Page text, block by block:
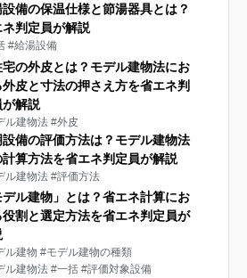
備の保温仕様と節湯器具とは？
ネ判定員が解説
#給湯設備
宅の外皮とは？モデル建物法にお
外皮と寸法の押さえ方を省エネ判
が解説
ル建物法 #外皮
設備の評価方法は？モデル建物法
計算方法を省エネ判定員が解説
ル建物法 #評価方法
デル建物」とは？省エネ計算にお
役割と選定方法を省エネ判定員が
ル建物 #モデル建物の種類
ル建物法 #一括 #評価対象設備